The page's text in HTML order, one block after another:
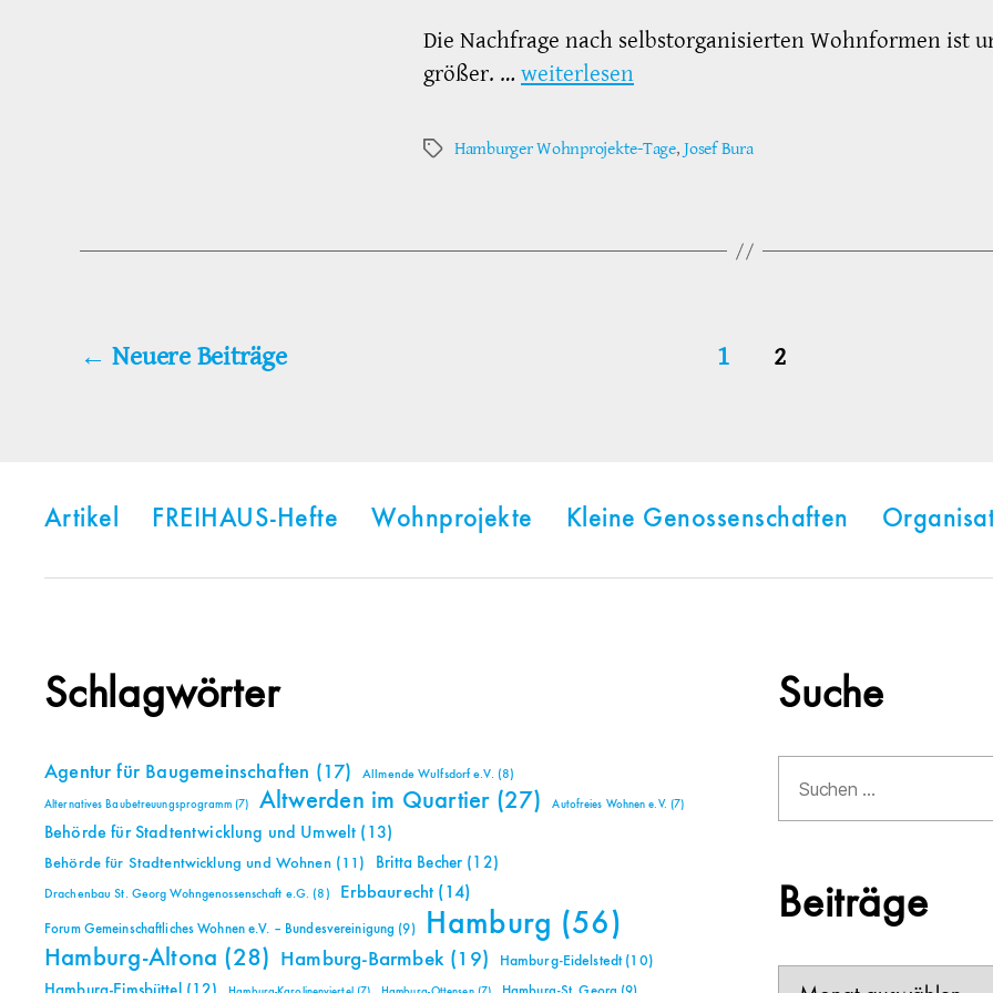
Die Nachfrage nach selbstorganisierten Wohnformen ist
größer. … weiterlesen
Schlagwörter
Hamburger Wohnprojekte-Tage,Josef Bura
Seitennummerierung
Beiträge
← NeuereBeiträge 1 2
Artikel FREIHAUS-Hefte Wohnprojekte Kleine Genossenschaften
Schlagwörter
Agentur für Baugemeinschaften (17) Allmende Wulfsdorf e.V. (8)
Alternatives Baubetreuungsprogramm(7) Altwerden im Quartier(27) Autofreies Wohnen e.V. (7)
Behörde für Stadtentwicklung und Umwelt (13)
Behörde für Stadtentwicklung und Wohnen(11) Britta Becher (12)
Drachenbau St. Georg Wohngenossenschaft e.G. (8) Erbbaurecht (14)
Forum Gemeinschaftliches Wohnen e.V. – Bundesvereinigung (9) Hamburg (56)
Hamburg-Altona (28) Hamburg-Barmbek (19) Hamburg-Eidelstedt(10)
Suche
nach:
Beiträge